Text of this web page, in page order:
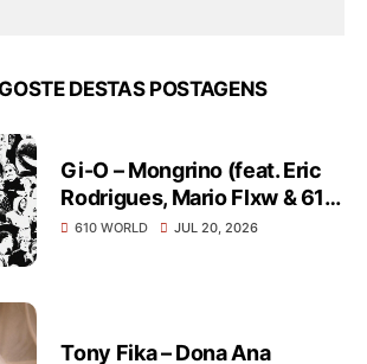
DESTAS POSTAGENS
Gi-O – Mongrino (feat. Eric
Rodrigues, Mario Flxw & 610
World)
610 WORLD JUL 20, 2026
Tony Fika – Dona Ana